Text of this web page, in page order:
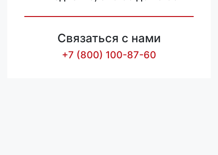
Связаться с нами
+7 (800) 100-87-60